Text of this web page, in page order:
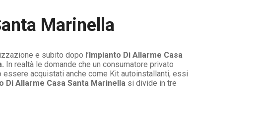
Marinella
e subito dopo l’Impianto Di Allarme Casa
In realtà le domande che un consumatore privato
acquistati anche come Kit autoinstallanti, essi
Di Allarme Casa Santa Marinella si divide in tre